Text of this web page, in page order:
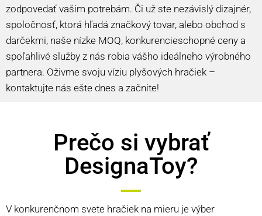
zodpovedať vašim potrebám. Či už ste nezávislý dizajnér,
spoločnosť, ktorá hľadá značkový tovar, alebo obchod s
darčekmi, naše nízke MOQ, konkurencieschopné ceny a
spoľahlivé služby z nás robia vášho ideálneho výrobného
partnera. Oživme svoju víziu plyšových hračiek –
kontaktujte nás ešte dnes a začnite!
Prečo si vybrať
DesignaToy?
V konkurenčnom svete hračiek na mieru je výber